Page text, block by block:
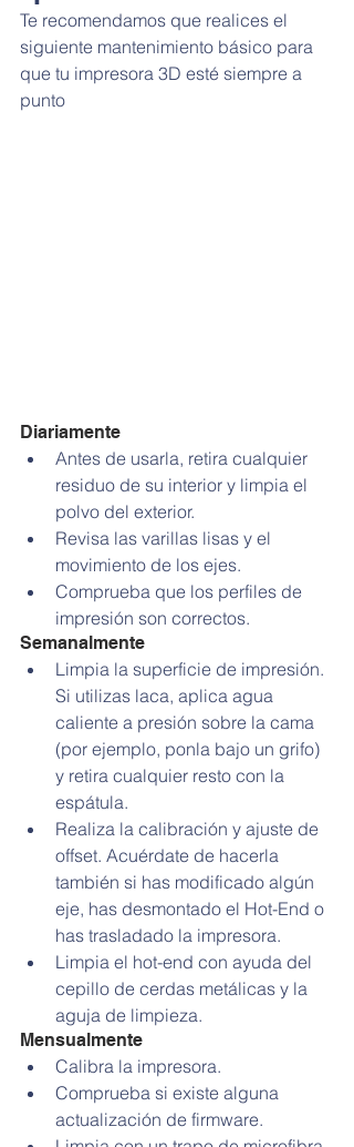
Te recomendamos que realices el
siguiente mantenimiento básico para
que tu impresora 3D esté siempre a
punto
Diariamente
Antes de usarla, retira cualquier
residuo de su interior y limpia el
polvo del exterior.
Revisa las varillas lisas y el
movimiento de los ejes.
Comprueba que los perfiles de
impresión son correctos.
Semanalmente
Limpia la superficie de impresión.
Si utilizas laca, aplica agua
caliente a presión sobre la cama
(por ejemplo, ponla bajo un grifo)
y retira cualquier resto con la
espátula.
Realiza la calibración y ajuste de
offset. Acuérdate de hacerla
también si has modificado algún
eje, has desmontado el Hot-End o
has trasladado la impresora.
Limpia el hot-end con ayuda del
cepillo de cerdas metálicas y la
aguja de limpieza.
Mensualmente
Calibra la impresora.
Comprueba si existe alguna
actualización de firmware.